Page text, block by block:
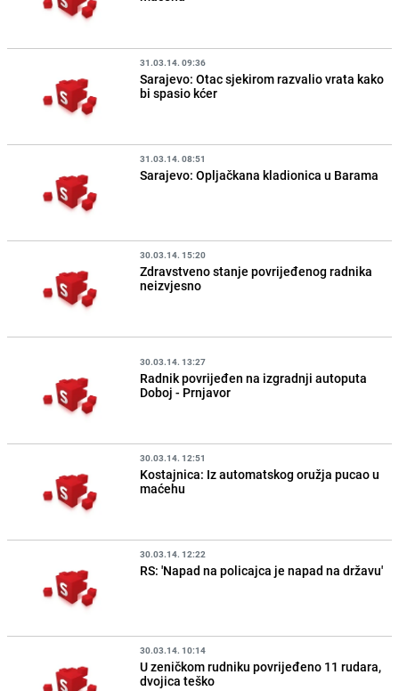
31.03.14. 09:36
Sarajevo: Otac sjekirom razvalio vrata kako
bi spasio kćer
31.03.14. 08:51
Sarajevo: Opljačkana kladionica u Barama
30.03.14. 15:20
Zdravstveno stanje povrijeđenog radnika
neizvjesno
30.03.14. 13:27
Radnik povrijeđen na izgradnji autoputa
Doboj - Prnjavor
30.03.14. 12:51
Kostajnica: Iz automatskog oružja pucao u
maćehu
30.03.14. 12:22
RS: 'Napad na policajca je napad na državu'
30.03.14. 10:14
U zeničkom rudniku povrijeđeno 11 rudara,
dvojica teško